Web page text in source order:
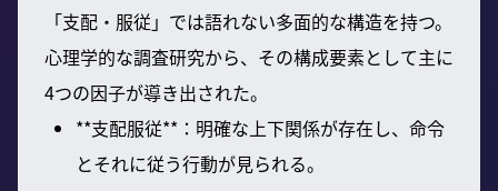
「支配・服従」では語れない多面的な構造を持つ。
心理学的な調査研究から、その構成要素として主に
4つの因子が導き出された。
**支配服従**：明確な上下関係が存在し、命令
とそれに従う行動が見られる。